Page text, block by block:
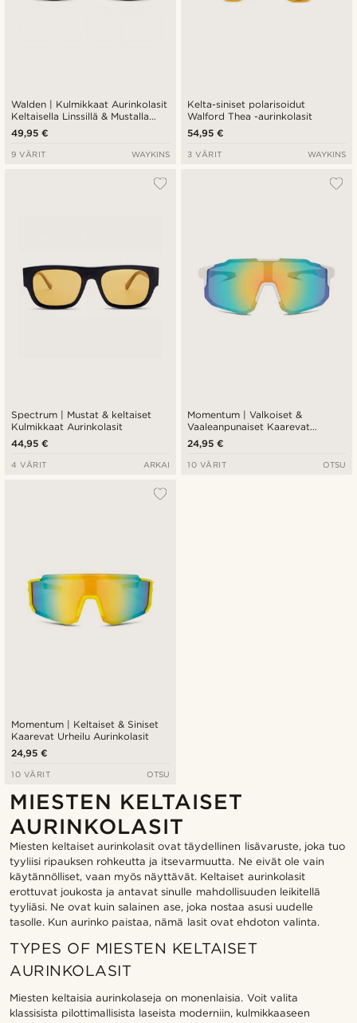
Walden | Kulmikkaat Aurinkolasit
Keltaisella Linssillä & Mustalla
Kehyksellä
49,95 €
9 VÄRIT WAYKINS
Kelta-siniset polarisoidut
Walford Thea -aurinkolasit
54,95 €
3 VÄRIT WAYKINS
Spectrum | Mustat & keltaiset
Kulmikkaat Aurinkolasit
44,95 €
4 VÄRIT ARKAI
Momentum | Valkoiset &
Vaaleanpunaiset Kaarevat
Urheilu Aurinkolasit
24,95 €
10 VÄRIT OTSU
Momentum | Keltaiset & Siniset
Kaarevat Urheilu Aurinkolasit
24,95 €
10 VÄRIT OTSU
MIESTEN KELTAISET
AURINKOLASIT
Miesten keltaiset aurinkolasit ovat täydellinen lisävaruste, joka tuo
tyyliisi ripauksen rohkeutta ja itsevarmuutta. Ne eivät ole vain
käytännölliset, vaan myös näyttävät. Keltaiset aurinkolasit
erottuvat joukosta ja antavat sinulle mahdollisuuden leikitellä
tyyliäsi. Ne ovat kuin salainen ase, joka nostaa asusi uudelle
tasolle. Kun aurinko paistaa, nämä lasit ovat ehdoton valinta.
TYPES OF MIESTEN KELTAISET
AURINKOLASIT
Miesten keltaisia aurinkolaseja on monenlaisia. Voit valita
klassisista pilottimallisista laseista moderniin, kulmikkaaseen